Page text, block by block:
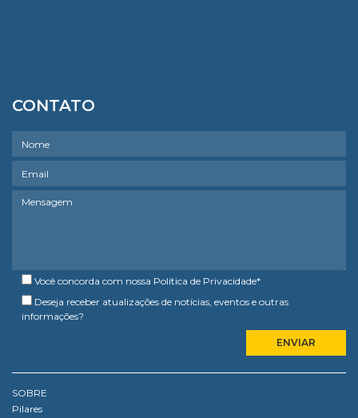
CONTATO
Você concorda com nossa Política de Privacidade*
Deseja receber atualizações de notícias, eventos e outras
informações?
SOBRE
Pilares